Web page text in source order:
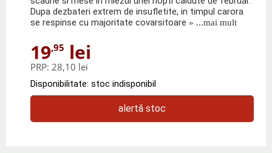
Dupa dezbateri extrem de insufletite, in timpul carora
se respinse cu majoritate covarsitoare » ...mai mult
19,95 lei
PRP: 28,10 lei
Disponibilitate: stoc indisponibil
alertă stoc